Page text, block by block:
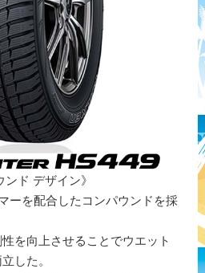
ンド デザイン》
ーを配合したコンパウンドを採
を向上させることでウエット
した。